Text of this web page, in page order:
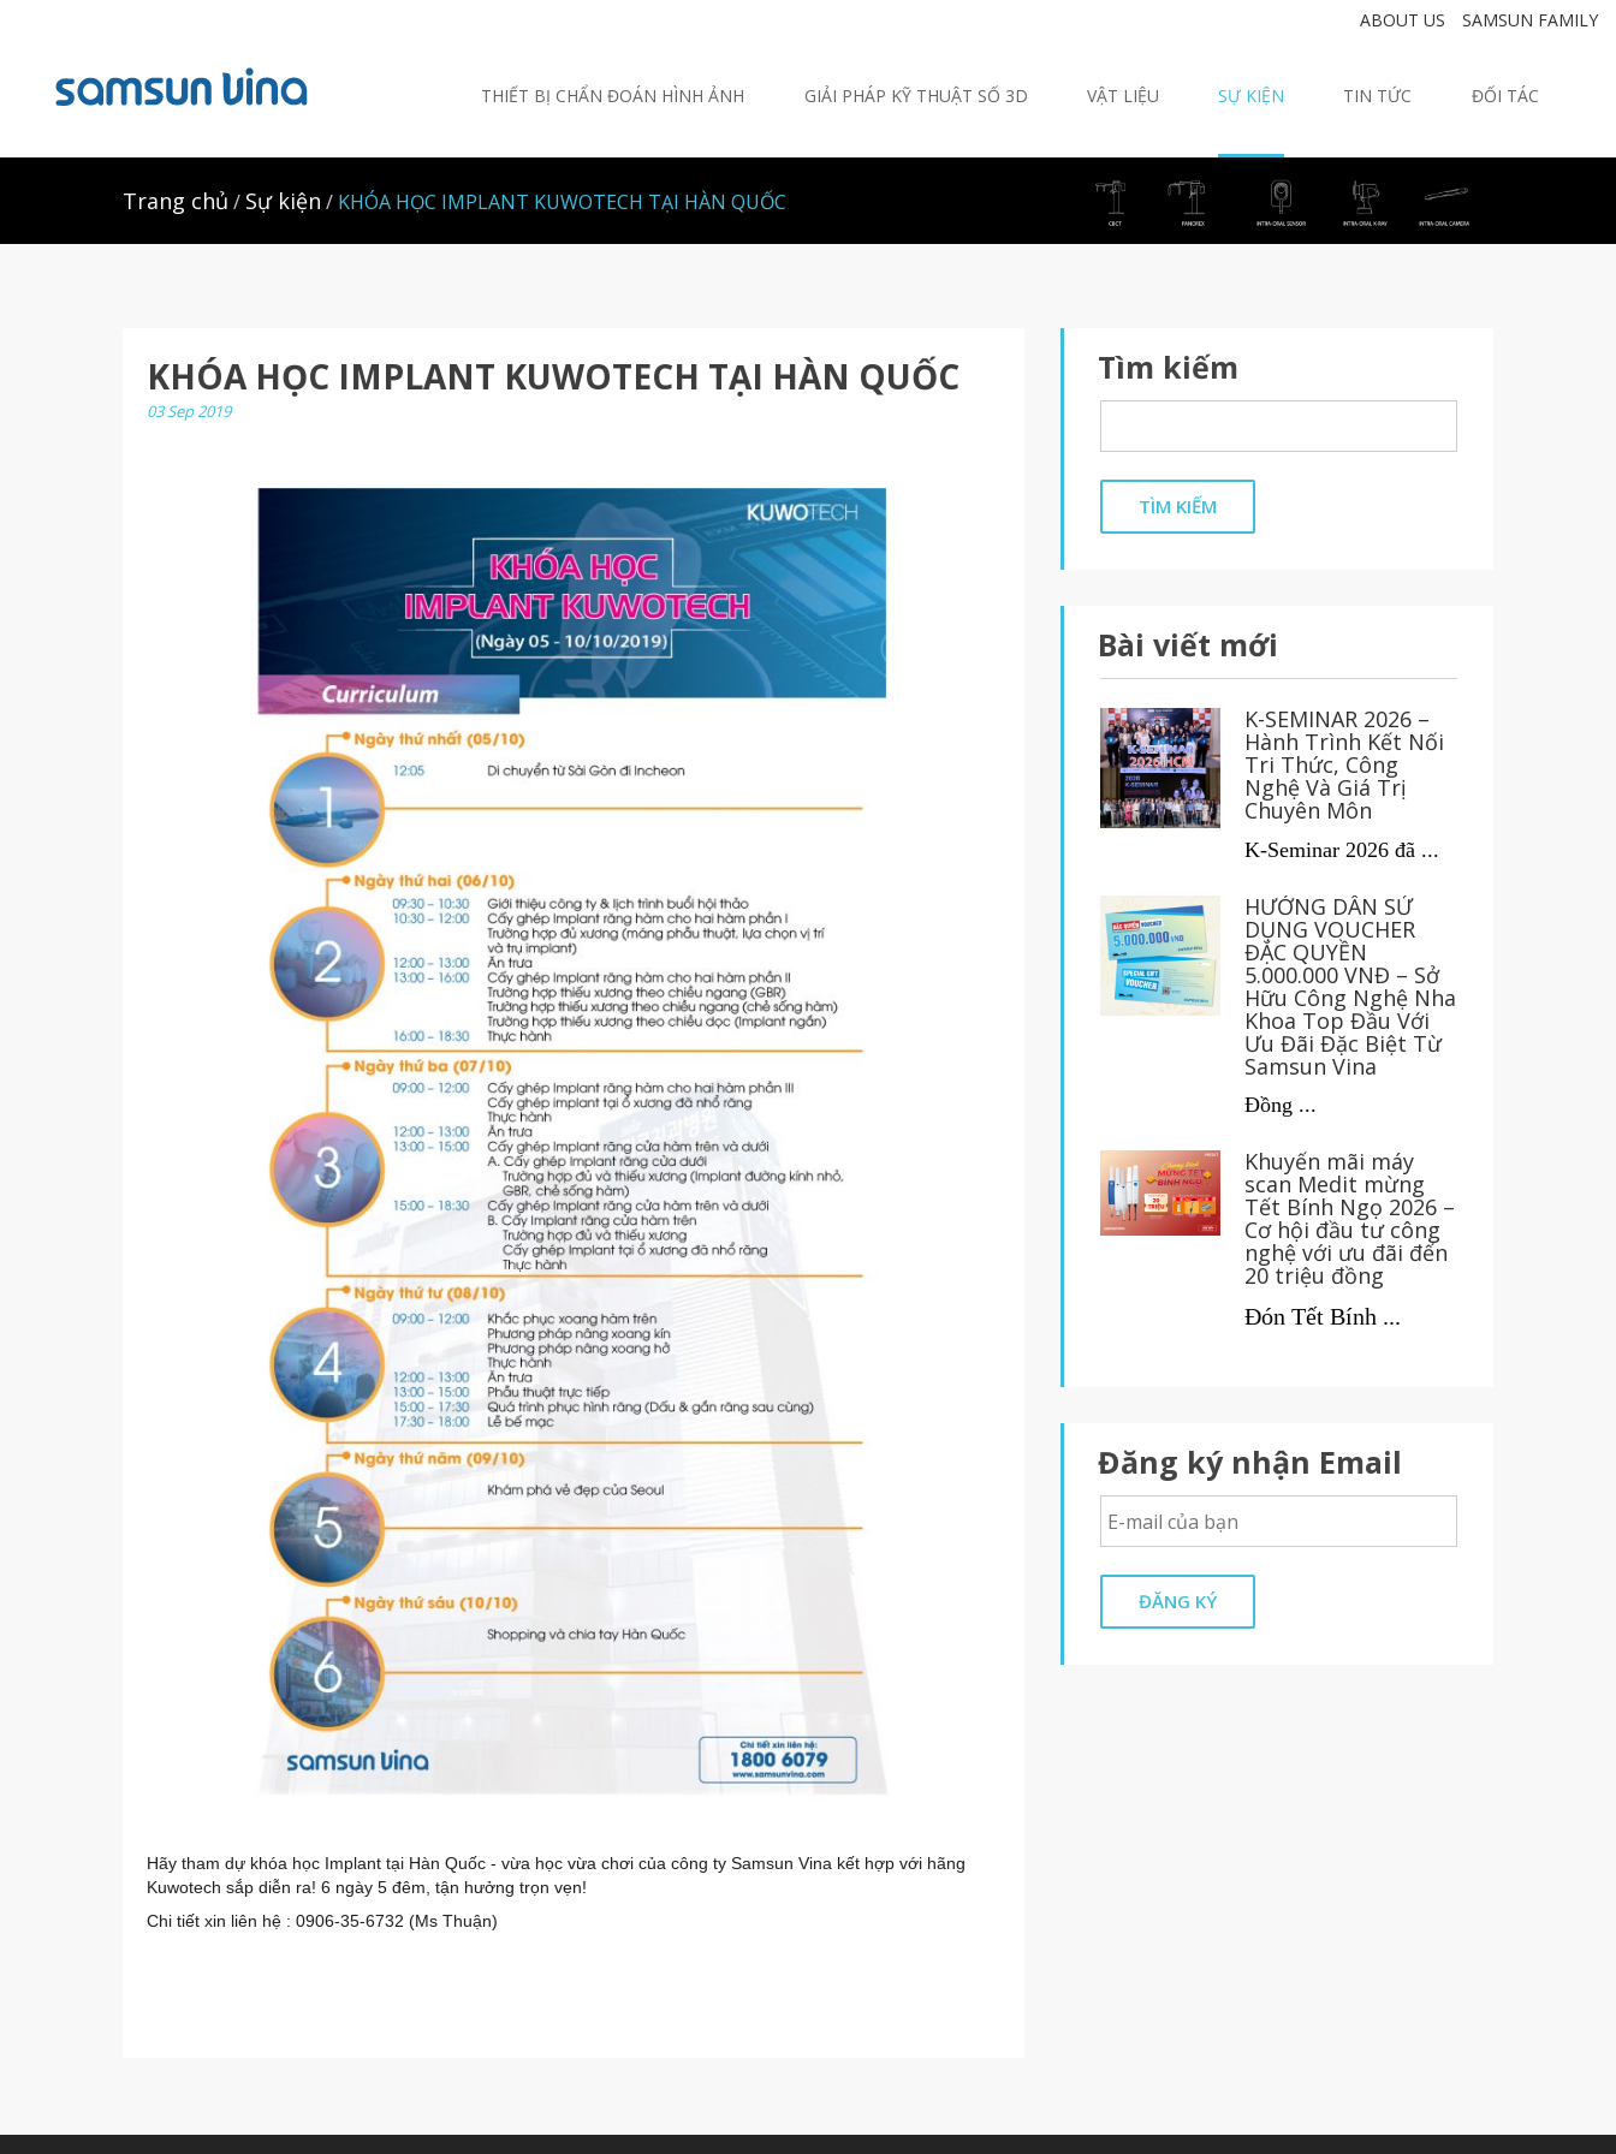
ABOUT US SAMSUN FAMILY
THIẾT BỊ CHẨN ĐOÁN HÌNH ẢNH GIẢI PHÁP KỸ THUẬT SỐ 3D VẬT LIỆU SỰ KIỆN TIN TỨC ĐỐI TÁC
Trang chủ Sự kiện KHÓA HỌC IMPLANT KUWOTECH TẠI HÀN QUỐC
KHÓA HỌC IMPLANT KUWOTECH TẠI HÀN QUỐC
03 Sep 2019
Hãy tham dự khóa học Implant tại Hàn Quốc - vừa học vừa chơi của công ty Samsun Vina kết hợp với hãng
Kuwotech sắp diễn ra! 6 ngày 5 đêm, tận hưởng trọn vẹn!
Chi tiết xin liên hệ : 0906-35-6732 (Ms Thuận)
Tìm kiếm
TÌM KIẾM
Bài viết mới
K-SEMINAR 2026 –
Hành Trình Kết Nối
Tri Thức, Công
Nghệ Và Giá Trị
Chuyên Môn
K-Seminar 2026 đã ...
HƯỚNG DẪN SỬ
DỤNG VOUCHER
ĐẶC QUYỀN
5.000.000 VNĐ – Sở
Hữu Công Nghệ Nha
Khoa Top Đầu Với
Ưu Đãi Đặc Biệt Từ
Samsun Vina
Đồng ...
Khuyến mãi máy
scan Medit mừng
Tết Bính Ngọ 2026 –
Cơ hội đầu tư công
nghệ với ưu đãi đến
20 triệu đồng
Đón Tết Bính ...
Đăng ký nhận Email
ĐĂNG KÝ